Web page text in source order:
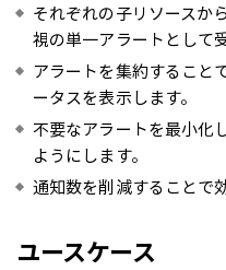
それぞれの子リソースか
視の単一アラートとして
アラートを集約すること
ータスを表示します。
不要なアラートを最小化
ようにします。
通知数を削減することで
ユースケース